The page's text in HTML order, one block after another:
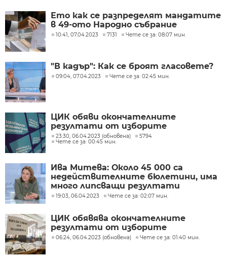
Ето как се разпределят мандатите
в 49-ото Народно събрание
10:41, 07.04.2023 7131 Чете се за: 08:07 мин.
"В кадър": Как се броят гласовете?
09:04, 07.04.2023 Чете се за: 02:45 мин.
ЦИК обяви окончателните
резултати от изборите
23:30, 06.04.2023 (обновена)
5794
Чете се за: 00:45 мин.
Ива Митева: Около 45 000 са
недействителните бюлетини, има
много липсващи резултати
19:03, 06.04.2023 Чете се за: 02:07 мин.
ЦИК обявява окончателните
резултати от изборите
06:24, 06.04.2023 (обновена) Чете се за: 01:40 мин.